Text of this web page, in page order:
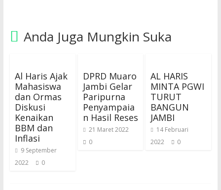
Anda Juga Mungkin Suka
Al Haris Ajak
Mahasiswa
dan Ormas
Diskusi
Kenaikan
BBM dan
Inflasi
9 September
2022
0
DPRD Muaro
Jambi Gelar
Paripurna
Penyampaia
n Hasil Reses
21 Maret 2022
0
AL HARIS
MINTA PGWI
TURUT
BANGUN
JAMBI
14 Februari
2022
0